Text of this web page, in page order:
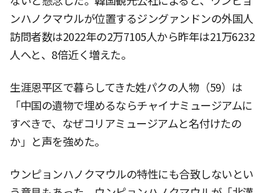
ンハノクマウルが位置するジングァンドンの外国人
訪問者数は2022年の2万7105人から昨年は21万6232
人へと、8倍近く増えた。
生涯恩平区で暮らしてきた姓パクの人物（59）は
「中国の遺物で埋めるならチャイナミュージアムに
すべきで、なぜコリアミュージアムと名付けたの
か」と声を強めた。
ウンピョンハノクマウルの特性にも合致しないとい